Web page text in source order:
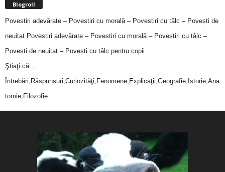
Blogroll
Povestiri adevărate – Povestiri cu morală – Povestiri cu tâlc – Povești de
neuitat Povestiri adevărate – Povestiri cu morală – Povestiri cu tâlc –
Povești de neuitat – Povești cu tâlc pentru copii
Ştiaţi că…
Întrebări,Răspunsuri,Curiozităţi,Fenomene,Explicaţii,Geografie,Istorie,Ana
tomie,Filozofie